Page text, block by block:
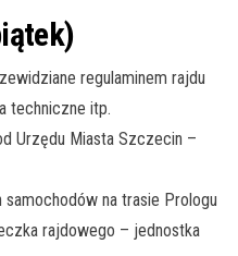
regulaminem rajdu
techniczne itp.
Urzędu Miasta Szczecin –
na trasie Prologu
rajdowego – jednostka